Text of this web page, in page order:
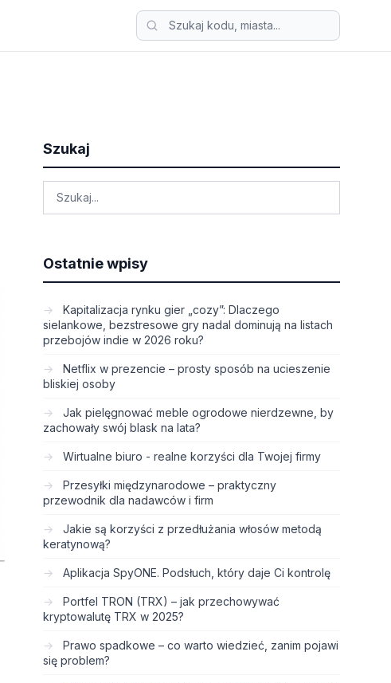
Szukaj
Ostatnie wpisy
Kapitalizacja rynku gier „cozy”: Dlaczego
sielankowe, bezstresowe gry nadal dominują na listach
przebojów indie w 2026 roku?
Netflix w prezencie – prosty sposób na ucieszenie
bliskiej osoby
Jak pielęgnować meble ogrodowe nierdzewne, by
zachowały swój blask na lata?
Wirtualne biuro - realne korzyści dla Twojej firmy
Przesyłki międzynarodowe – praktyczny
przewodnik dla nadawców i firm
Jakie są korzyści z przedłużania włosów metodą
keratynową?
Aplikacja SpyONE. Podsłuch, który daje Ci kontrolę
Portfel TRON (TRX) – jak przechowywać
kryptowalutę TRX w 2025?
Prawo spadkowe – co warto wiedzieć, zanim pojawi
się problem?